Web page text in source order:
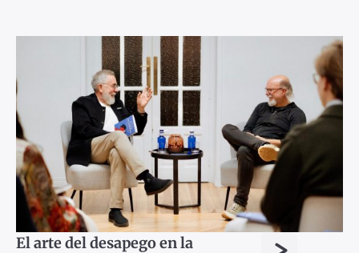
El arte del desapego en la